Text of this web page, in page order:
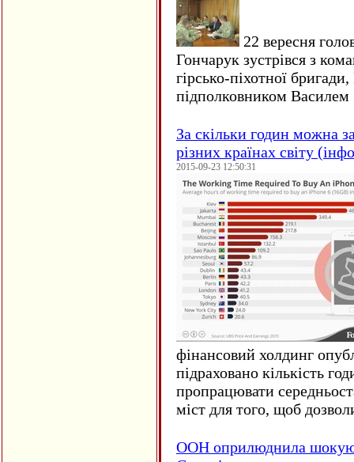
22 вересня
Гончарук зустрівся з
гірсько-піхотної
підполковником
За скільки годин можна
різних країнах світу
2015-09-23 12:50:31
фінансовий холдинг
підраховано кількість
пропрацювати
міст для того, щоб
ООН оприлюднила